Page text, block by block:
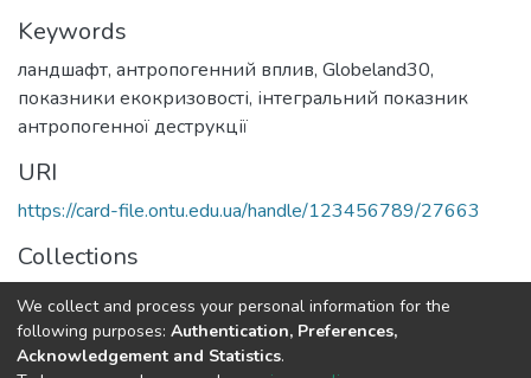
Keywords
ландшафт, антропогенний вплив, Globeland30,
показники екокризовості, інтегральний показник
антропогенної деструкції
URI
https://card-file.ontu.edu.ua/handle/123456789/27663
Collections
E2 (101) - Екологія
Full item page
We collect and process your personal information for the
following purposes: Authentication, Preferences,
Acknowledgement and Statistics.